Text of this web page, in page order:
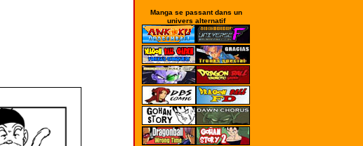
Manga se passant dans un
univers alternatif